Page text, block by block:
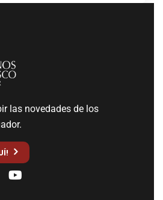
las novedades de los